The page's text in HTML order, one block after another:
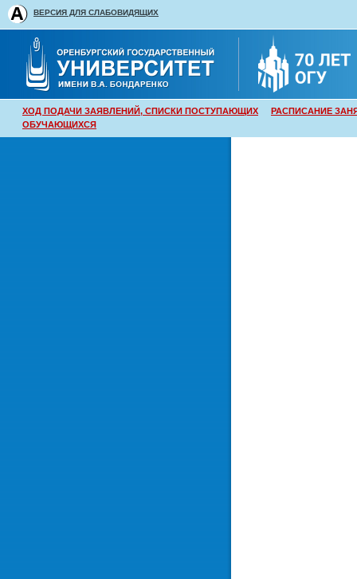
ВЕРСИЯ ДЛЯ СЛАБОВИДЯЩИХ
ХОД ПОДАЧИ ЗАЯВЛЕНИЙ, СПИСКИ ПОСТУПАЮЩИХ
РАСПИСАНИЕ
ОБУЧАЮЩИХСЯ